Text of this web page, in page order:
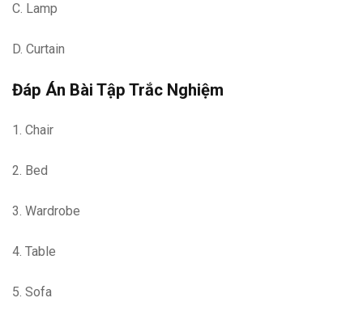
C. Lamp
D. Curtain
Đáp Án Bài Tập Trắc Nghiệm
1. Chair
2. Bed
3. Wardrobe
4. Table
5. Sofa